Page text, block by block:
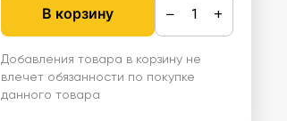
В корзину − +
Добавления товара в корзину не
влечет обязанности по покупке
данного товара